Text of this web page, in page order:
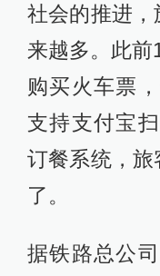
社会的推进，
来越多。此
购买火车票
支持支付宝
订餐系统，旅
了。
据铁路总公